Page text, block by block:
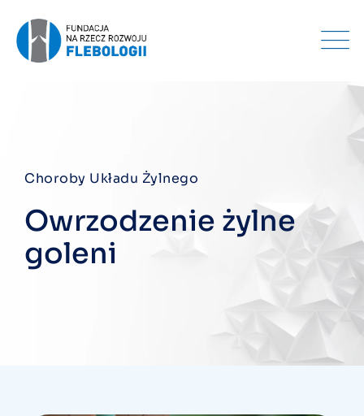
Choroby Układu Żylnego
Owrzodzenie żylne
goleni